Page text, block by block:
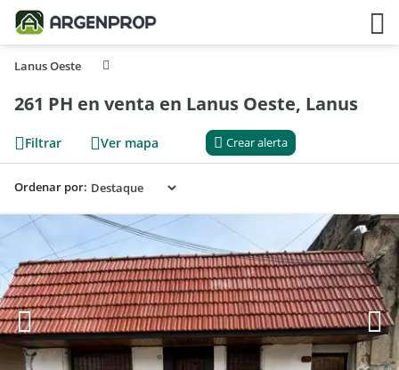
Lanus Oeste
261 PH en venta en Lanus Oeste, Lanus
Filtrar Ver mapa Crear alerta
Ordenar por: